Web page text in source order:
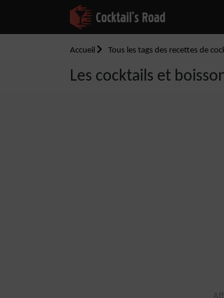
Accueil Tous les tags des recettes de
Les cocktails et